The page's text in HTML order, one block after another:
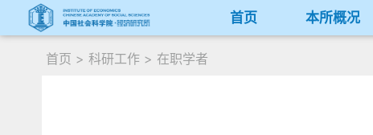
首页 本所概况
首页 > 科研工作 > 在职学者